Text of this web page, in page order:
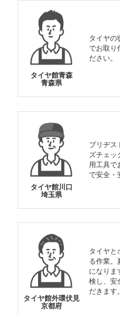
タイヤ館青森
青森県
タイヤの
でお取り
ださい。
タイヤ館川口
埼玉県
ブリヂス
ズチェッ
用工具で
で安全・
タイヤ館外環伏見
京都府
タイヤと
る作業。
になりま
検し、安
だきます。